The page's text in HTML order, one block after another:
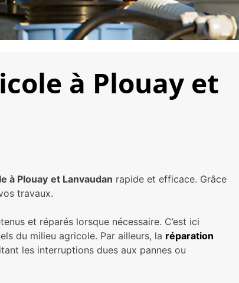
à Plouay et
à Plouay et Lanvaudan rapide et efficace. Grâce
travaux.
et réparés lorsque nécessaire. C’est ici
du milieu agricole. Par ailleurs, la réparation
les interruptions dues aux pannes ou